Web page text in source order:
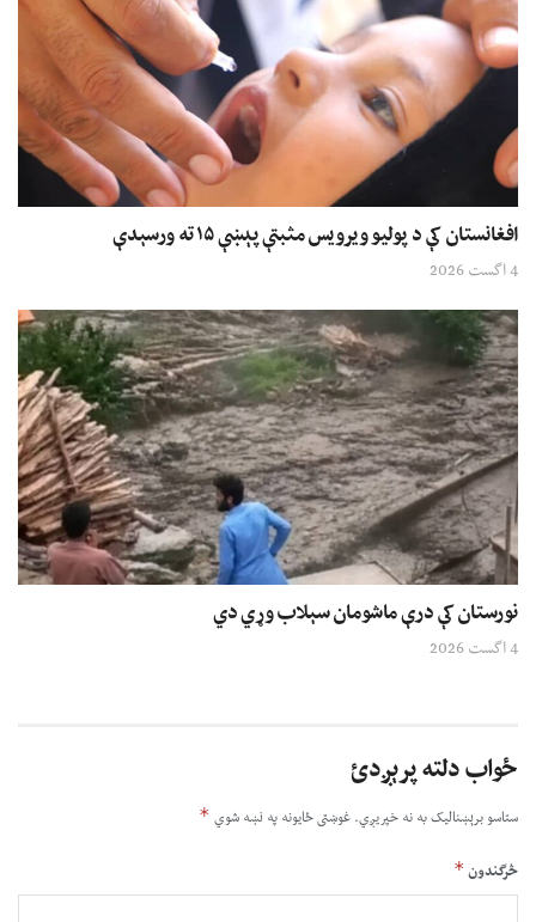
افغانستان کې د پولیو ویرویس مثبتې پېښې ۱۵ ته ورسېدې
4 اگست 2026
نورستان کې درې ماشومان سېلاب وړي دي
4 اگست 2026
ځواب دلته پرېږدئ
ستاسو برېښناليک به نه خپريږي.غوښتى ځایونه په نښه شوي *
څرگندون*